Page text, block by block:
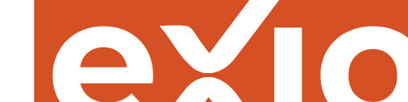
323,73 €.
174,99 €.